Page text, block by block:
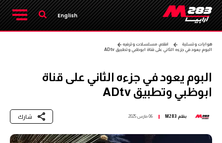
English
هوايات وتسلية
افلام، مسلسلات وترفيه
البوم يعود في جزءه الثاني على قناة ابوظبي وتطبيق ADtv
البوم يعود في جزءه الثاني على قناة
ابوظبي وتطبيق ADtv
بقلم M283 06 مارس 2025 شارك